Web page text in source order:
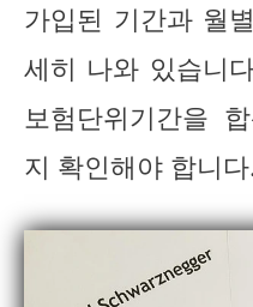
가입된 기간과 월
세히 나와 있습니
보험단위기간을
지 확인해야 합니